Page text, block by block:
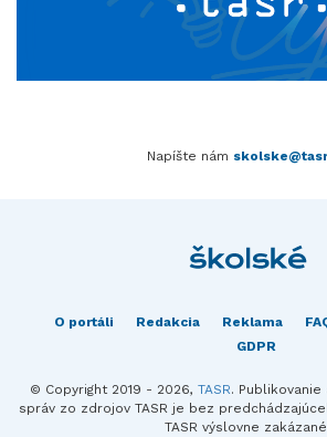
Napíšte nám
O portáli Redakcia Reklama
GDPR
© Copyright 2019 - 2026, TASR.
správ zo zdrojov TASR je bez
TASR výslovne